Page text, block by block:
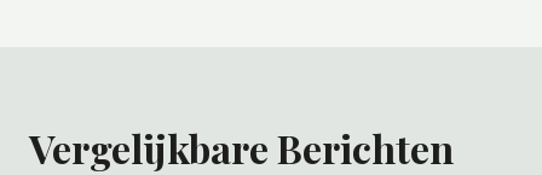
Vergelijkbare Berichten